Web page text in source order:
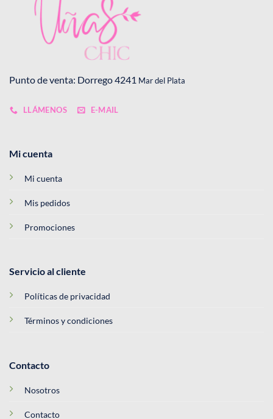
página
de
producto
Punto de venta: Dorrego 4241 Mar del Plata
LLÁMENOS E-MAIL
Mi cuenta
Mi cuenta
Mis pedidos
Promociones
Servicio al cliente
Políticas de privacidad
Términos y condiciones
Contacto
Nosotros
Contacto